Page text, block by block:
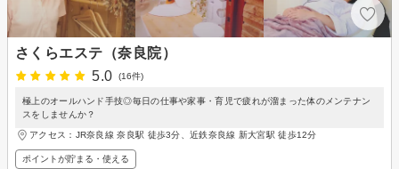
さくらエステ（奈良院）
5.0
(16件)
極上のオールハンド手技◎毎日の仕事や家事・育児で疲れが溜まった体のメンテナン
スをしませんか？
アクセス：JR奈良線 奈良駅 徒歩3分、近鉄奈良線 新大宮駅 徒歩12分
ポイントが貯まる・使える